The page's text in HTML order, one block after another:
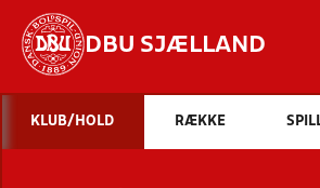
DBU SJÆLLAND
KLUB/HOLD RÆKKE